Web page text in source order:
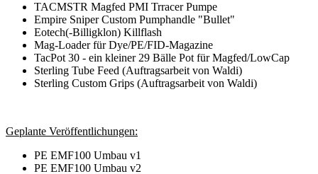
TACMSTR Magfed PMI Trracer Pumpe
Empire Sniper Custom Pumphandle "Bullet"
Eotech(-Billigklon) Killflash
Mag-Loader für Dye/PE/FID-Magazine
TacPot 30 - ein kleiner 29 Bälle Pot für Magfed/LowCap
Sterling Tube Feed (Auftragsarbeit von Waldi)
Sterling Custom Grips (Auftragsarbeit von Waldi)
Geplante Veröffentlichungen:
PE EMF100 Umbau v1
PE EMF100 Umbau v2